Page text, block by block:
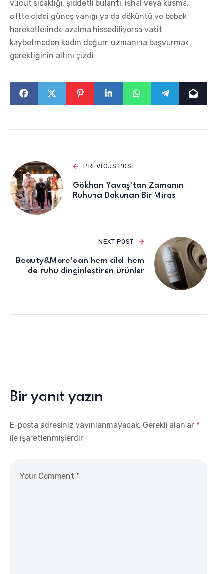
vücut sıcaklığı, şiddetli bulantı, ishal veya kusma,
ciltte ciddi güneş yanığı ya da döküntü ve bebek
hareketlerinde azalma hissediliyorsa vakit
kaybetmeden kadın doğum uzmanına başvurmak
gerektiğinin altını çizdi.
PREVIOUS POST
Gökhan Yavaş’tan Zamanın
Ruhuna Dokunan Bir Miras
NEXT POST
Beauty&More’dan hem cildi hem
de ruhu dinginleştiren ürünler
Bir yanıt yazın
E-posta adresiniz yayınlanmayacak. Gerekli alanlar *
ile işaretlenmişlerdir